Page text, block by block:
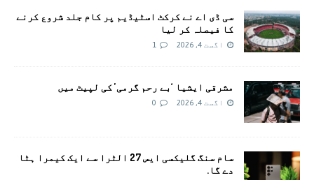
سی ڈی اے نے کرکٹ اسٹیڈیم پر کام جلد شروع کرنے
کا فیصلہ کر لیا
اگست 4, 2026 1
مشرقی ایشیا ‘بے رحم گرمی’ کی لپیٹ میں
اگست 4, 2026 0
سام سنگ گلیکسی ایس 27 الٹرا سے ایک کیمرا ہٹا
دے گا.